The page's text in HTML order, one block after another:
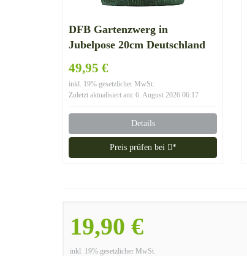
DFB Gartenzwerg in
Jubelpose 20cm Deutschland
WM Russland 2018
Weltmeister Garten
49,95 €
inkl. 19% gesetzlicher MwSt.
Zuletzt aktualisiert am: 6. August 2026 06:17
Details
Preis prüfen bei *
19,90 €
inkl. 19% gesetzlicher MwSt.